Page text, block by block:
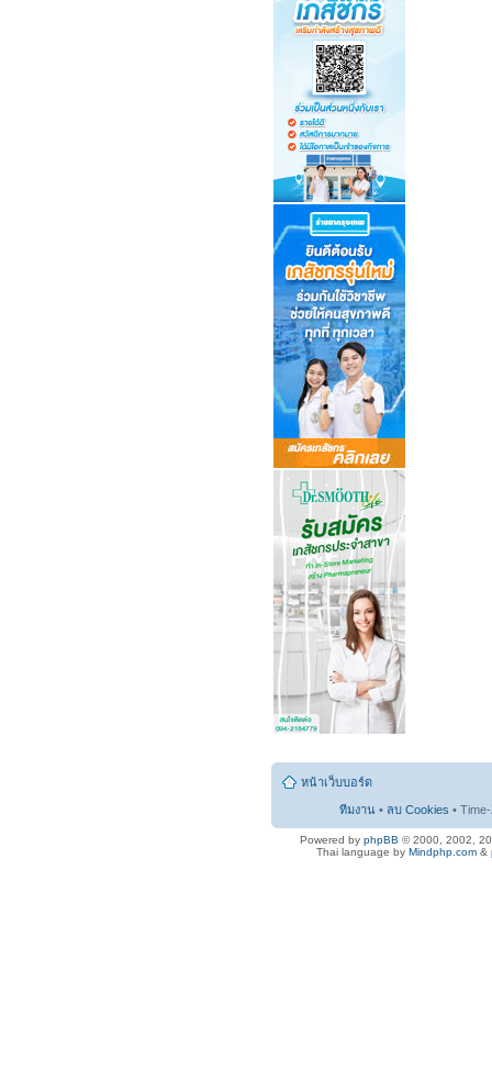
หน้าเว็บบอร์ด
ทีมงาน • ลบ Cookies •
Powered by phpBB © 2000, 2002,
Thai language by Mindphp.com &